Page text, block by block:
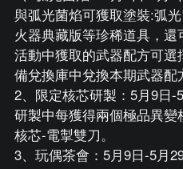
與弧光菌焰可獲取塗裝:弧
火器典藏版等珍稀道具，還
活動中獲取的武器配方可
備兌換庫中兌換本期武器配
2、限定核芯研製：5月9日
研製中每獲得兩個極品異
核芯-電掣雙刀。
3、玩偶茶會：5月9日-5月